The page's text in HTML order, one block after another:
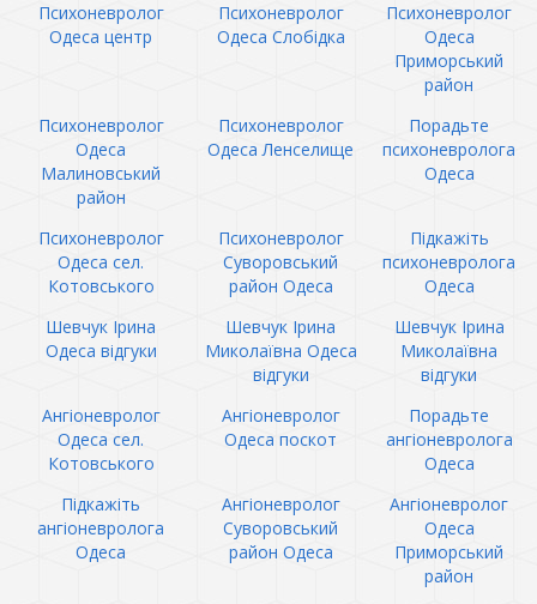
Психоневролог
Одеса центр
Психоневролог
Одеса Слобідка
Психоневролог
Одеса
Приморський
район
Психоневролог
Одеса
Малиновський
район
Психоневролог
Одеса Ленселище
Порадьте
психоневролога
Одеса
Психоневролог
Одеса сел.
Котовського
Психоневролог
Суворовський
район Одеса
Підкажіть
психоневролога
Одеса
Шевчук Ірина
Одеса відгуки
Шевчук Ірина
Миколаївна Одеса
відгуки
Шевчук Ірина
Миколаївна
відгуки
Ангіоневролог
Одеса сел.
Котовського
Ангіоневролог
Одеса поскот
Порадьте
ангіоневролога
Одеса
Підкажіть
ангіоневролога
Одеса
Ангіоневролог
Суворовський
район Одеса
Ангіоневролог
Одеса
Приморський
район